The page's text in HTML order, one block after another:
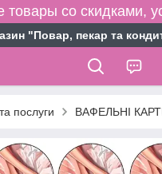
товары со скидками,
"Повар, пекар та
послуги ВАФЕЛЬНІ